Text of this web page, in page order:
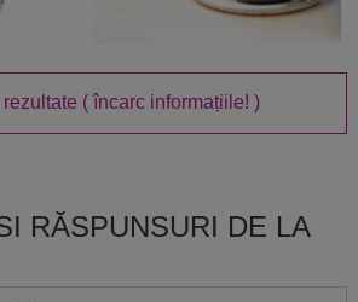
( încarc informațiile! )
RĂSPUNSURI DE LA